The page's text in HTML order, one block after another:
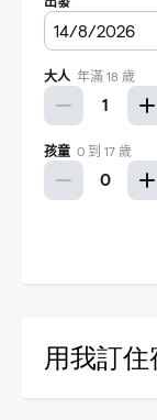
用我訂住